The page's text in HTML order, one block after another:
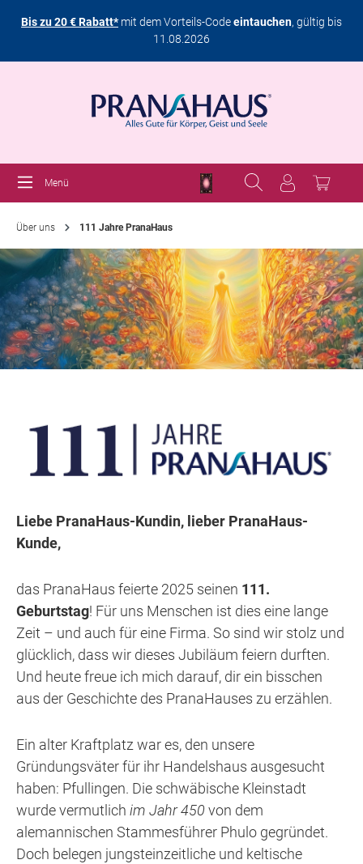
Bis zu 20 € Rabatt*mit dem Vorteils-Codeeintauchen, gültig bis
11.08.2026
Menü
Über uns 111 Jahre PranaHaus
Liebe PranaHaus-Kundin, lieber PranaHaus-
Kunde,
das PranaHaus feierte 2025 seinen 111.
Geburtstag! Für uns Menschen ist dies eine lange
Zeit – und auch für eine Firma. So sind wir stolz und
glücklich, dass wir dieses Jubiläum feiern durften.
Und heute freue ich mich darauf, dir ein bisschen
aus der Geschichte des PranaHauses zu erzählen.
Ein alter Kraftplatz war es, den unsere
Gründungsväter für ihr Handelshaus ausgesucht
haben: Pfullingen. Die schwäbische Kleinstadt
wurde vermutlich im Jahr 450von dem
alemannischen Stammesführer Phulo gegründet.
Doch belegen jungsteinzeitliche und keltische